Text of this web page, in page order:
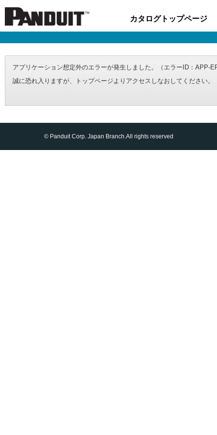
カタログトップページ
アプリケーション想定外のエラーが発生しました。（エラーID：APP-
誠に恐れ入りますが、トップページよりアクセスしなおしてください。
© Panduit Corp. Japan Branch.All rights reserved